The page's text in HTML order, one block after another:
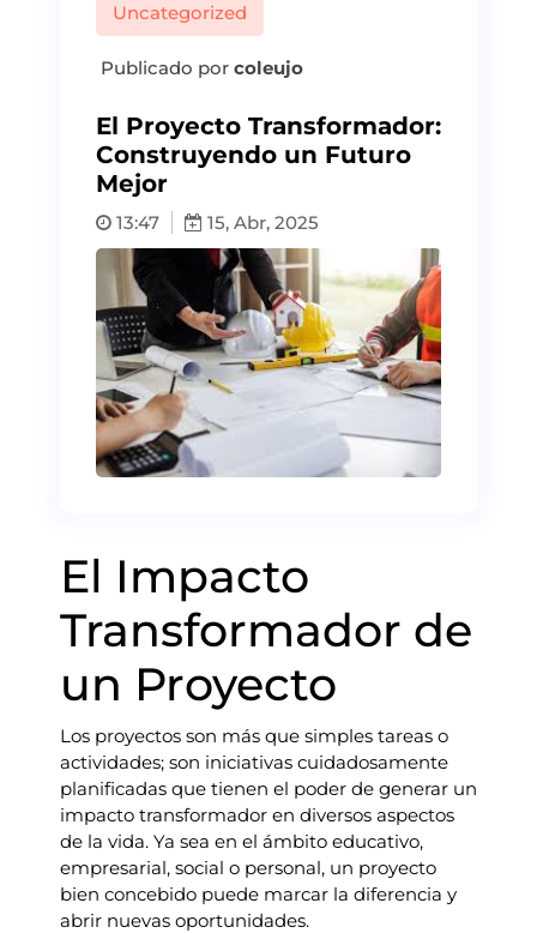
Uncategorized
Publicado por coleujo
El Proyecto Transformador:
Construyendo un Futuro
Mejor
13:47 15, Abr, 2025
El Impacto
Transformador de
un Proyecto
Los proyectos son más que simples tareas o
actividades; son iniciativas cuidadosamente
planificadas que tienen el poder de generar un
impacto transformador en diversos aspectos
de la vida. Ya sea en el ámbito educativo,
empresarial, social o personal, un proyecto
bien concebido puede marcar la diferencia y
abrir nuevas oportunidades.